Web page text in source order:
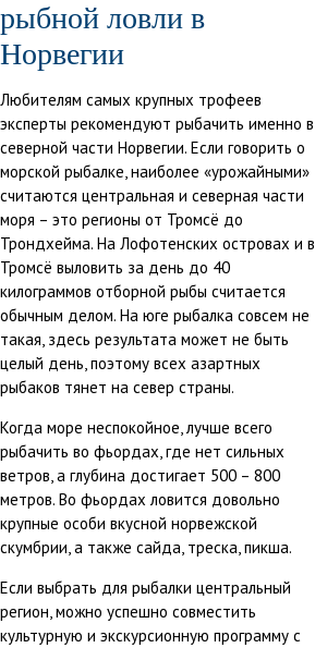
рыбной ловли в
Норвегии
Любителям самых крупных трофеев
эксперты рекомендуют рыбачить именно в
северной части Норвегии. Если говорить о
морской рыбалке, наиболее «урожайными»
считаются центральная и северная части
моря – это регионы от Тромсё до
Трондхейма. На Лофотенских островах и в
Тромсё выловить за день до 40
килограммов отборной рыбы считается
обычным делом. На юге рыбалка совсем не
такая, здесь результата может не быть
целый день, поэтому всех азартных
рыбаков тянет на север страны.
Когда море неспокойное, лучше всего
рыбачить во фьордах, где нет сильных
ветров, а глубина достигает 500 – 800
метров. Во фьордах ловится довольно
крупные особи вкусной норвежской
скумбрии, а также сайда, треска, пикша.
Если выбрать для рыбалки центральный
регион, можно успешно совместить
культурную и экскурсионную программу с